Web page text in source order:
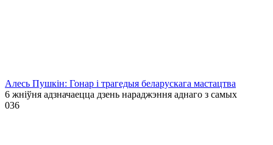
Алесь Пушкін: Гонар і трагедыя беларускага мастацтва
6 жніўня адзначаецца дзень нараджэння аднаго з самых
036